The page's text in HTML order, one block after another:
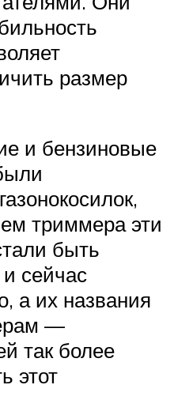
размер
и бензиновые
триммера эти
быть
сейчас
а их названия
—
так более
этот